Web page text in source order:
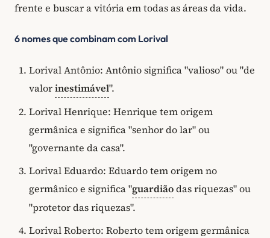
frente e buscar a vitória em todas as áreas da vida.
6 nomes que combinam com Lorival
Lorival Antônio: Antônio significa "valioso" ou "de
valorinestimável".
Lorival Henrique: Henrique tem origem
germânica e significa "senhor do lar" ou
"governante da casa".
Lorival Eduardo: Eduardo tem origem no
germânico e significa "guardiãodas riquezas" ou
"protetor das riquezas".
Lorival Roberto: Roberto tem origem germânica